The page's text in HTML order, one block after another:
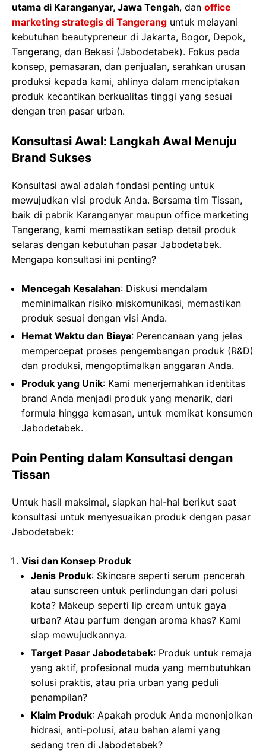
utama di Karanganyar, Jawa Tengah, dan office
marketing strategis di Tangerang untuk melayani
kebutuhan beautypreneur di Jakarta, Bogor, Depok,
Tangerang, dan Bekasi (Jabodetabek). Fokus pada
konsep, pemasaran, dan penjualan, serahkan urusan
produksi kepada kami, ahlinya dalam menciptakan
produk kecantikan berkualitas tinggi yang sesuai
dengan tren pasar urban.
Konsultasi Awal: Langkah Awal Menuju
Brand Sukses
Konsultasi awal adalah fondasi penting untuk
mewujudkan visi produk Anda. Bersama tim Tissan,
baik di pabrik Karanganyar maupun office marketing
Tangerang, kami memastikan setiap detail produk
selaras dengan kebutuhan pasar Jabodetabek.
Mengapa konsultasi ini penting?
Mencegah Kesalahan: Diskusi mendalam
meminimalkan risiko miskomunikasi, memastikan
produk sesuai dengan visi Anda.
Hemat Waktu dan Biaya: Perencanaan yang jelas
mempercepat proses pengembangan produk (R&D)
dan produksi, mengoptimalkan anggaran Anda.
Produk yang Unik: Kami menerjemahkan identitas
brand Anda menjadi produk yang menarik, dari
formula hingga kemasan, untuk memikat konsumen
Jabodetabek.
Poin Penting dalam Konsultasi dengan
Tissan
Untuk hasil maksimal, siapkan hal-hal berikut saat
konsultasi untuk menyesuaikan produk dengan pasar
Jabodetabek:
Visi dan Konsep Produk
Jenis Produk: Skincare seperti serum pencerah
atau sunscreen untuk perlindungan dari polusi
kota? Makeup seperti lip cream untuk gaya
urban? Atau parfum dengan aroma khas? Kami
siap mewujudkannya.
Target Pasar Jabodetabek: Produk untuk remaja
yang aktif, profesional muda yang membutuhkan
solusi praktis, atau pria urban yang peduli
penampilan?
Klaim Produk: Apakah produk Anda menonjolkan
hidrasi, anti-polusi, atau bahan alami yang
sedang tren di Jabodetabek?